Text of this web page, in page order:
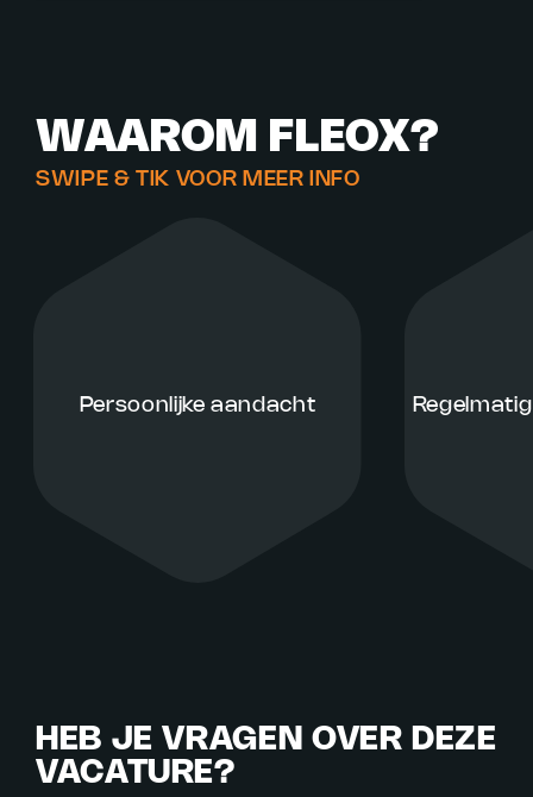
WAAROM FLEOX?
SWIPE & TIK VOOR MEER INFO
Persoonlijke aandacht
HEB JE VRAGEN OVER DEZE
VACATURE?